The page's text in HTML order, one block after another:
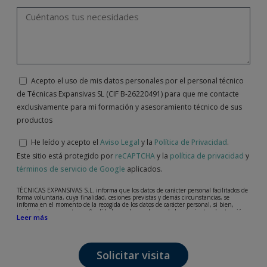
Acepto el uso de mis datos personales por el personal técnico
de Técnicas Expansivas SL (CIF B-26220491) para que me contacte
exclusivamente para mi formación y asesoramiento técnico de sus
productos
He leído y acepto el Aviso Legal y la Política de Privacidad.
Este sitio está protegido por reCAPTCHAy la política de privacidad y
términos de servicio de Google aplicados.
TÉCNICAS EXPANSIVAS S.L. informa que los datos de carácter personal facilitados de
forma voluntaria, cuya finalidad, cesiones previstas y demás circunstancias, se
informa en el momento de la recogida de los datos de carácter personal, si bien,
según el caso concreto, su finalidad, puede ser alguna de las siguientes, la atención a
su solicitud, queja o duda planteada, mantenimiento de la relación establecida, la
Los datos incorporados a nuestros ficheros son absolutamente confidenciales y serán
tratados con la máxima confidencialidad y cumpliendo todos los requisitos que obliga
Leer más
Solicitar visita